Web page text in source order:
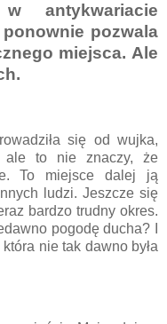
antykwariacie
pozwala
miejsca. Ale
się od wujka,
ale to nie znaczy, że
To miejsce dalej ją
ludzi. Jeszcze się
bardzo trudny okres.
pogodę ducha? I
nie tak dawno była